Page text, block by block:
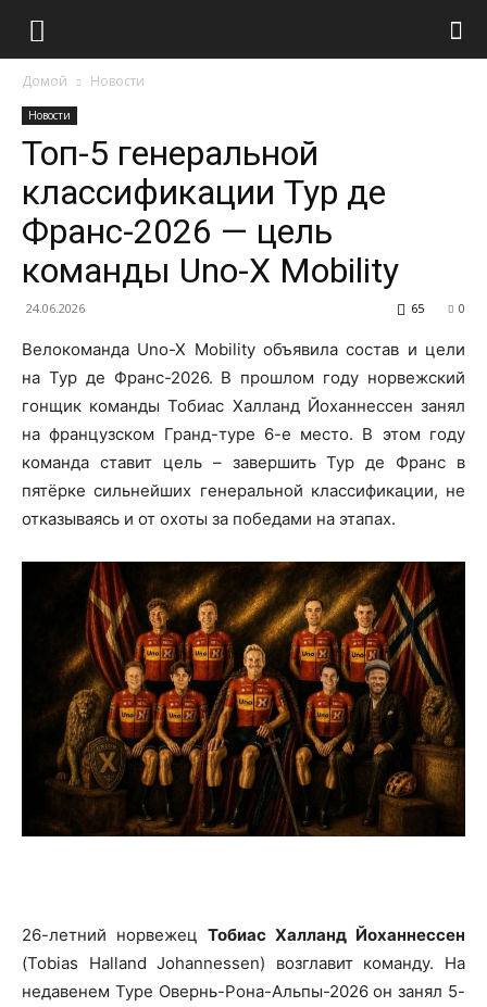
Домой Новости
Новости
Топ-5 генеральной
классификации Тур де
Франс-2026 — цель
команды Uno-X Mobility
24.06.2026 0
65
Велокоманда Uno-X Mobility объявила состав и цели
на Тур де Франс-2026. В прошлом году норвежский
гонщик команды Тобиас Халланд Йоханнессен занял
на французском Гранд-туре 6-е место. В этом году
команда ставит цель – завершить Тур де Франс в
пятёрке сильнейших генеральной классификации, не
отказываясь и от охоты за победами на этапах.
26-летний норвежец Тобиас Халланд Йоханнессен
(Tobias Halland Johannessen) возглавит команду. На
недавенем Туре Овернь-Рона-Альпы-2026 он занял 5-